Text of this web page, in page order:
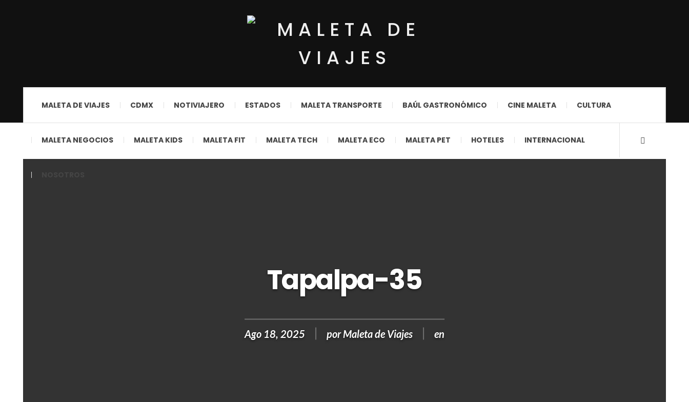
MALETA DE VIAJES CDMX NOTIVIAJERO ESTADOS MALETA TRANSPORTE BAÚL GASTRONÓMICO CINE MALETA CULTURA
MALETA NEGOCIOS MALETA KIDS MALETA FIT MALETA TECH MALETA ECO MALETA PET HOTELES INTERNACIONAL
Tapalpa-35
Ago 18, 2025 por Maleta de Viajes en